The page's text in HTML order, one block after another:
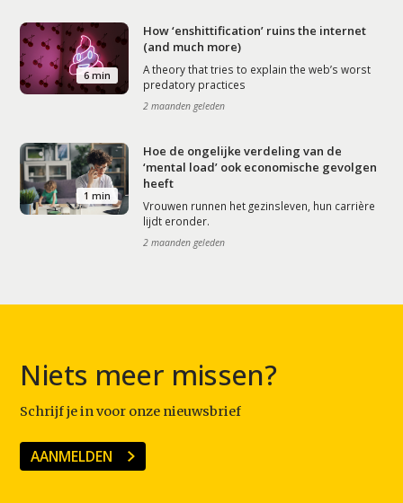
6 min
How ‘enshittification’ ruins the internet
(and much more)
A theory that tries to explain the web’s worst
predatory practices
2 maanden geleden
1 min
Hoe de ongelijke verdeling van de
‘mental load’ ook economische gevolgen
heeft
Vrouwen runnen het gezinsleven, hun carrière
lijdt eronder.
2 maanden geleden
Niets meer missen?
Schrijf je in voor onze nieuwsbrief
AANMELDEN